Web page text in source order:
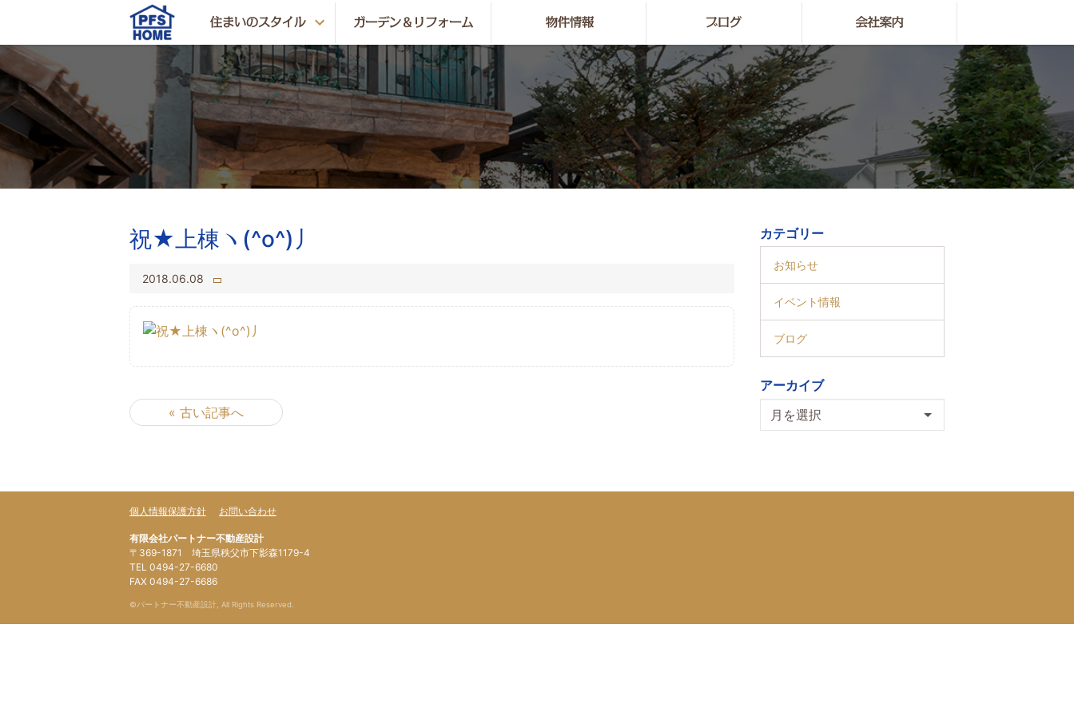
祝★上棟ヽ(^o^)丿
2018.06.08
« 古い記事へ
カテゴリー
お知らせ
イベント情報
ブログ
アーカイブ
個人情報保護方針 お問い合わせ
有限会社パートナー不動産設計
〒369-1871 埼玉県秩父市下影森1179-4
TEL 0494-27-6680
FAX 0494-27-6686
©パートナー不動産設計, All Rights Reserved.